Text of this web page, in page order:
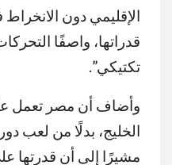
الإقليمي دون الانخراط
قدراتها، واصفًا
تكتيكي”.
وأضاف أن مصر تعمل
الخليج، بدلًا من لعب
مشيرًا إلى أن قدرتها